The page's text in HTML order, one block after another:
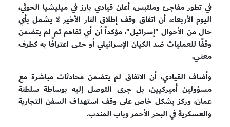
في تطور مفاجئ وملتبس، أعلن قيادي بارز في ميليشيا الحوثي،
اليوم الأربعاء، أن اتفاق وقف إطلاق النار الأخير لا يشمل بأي
حال من الأحوال "إسرائيل"، مؤكداً أن أي تفاهم تم لم يتضمن
وقفًا للعمليات ضد الكيان الإسرائيلي أو حتى اعترافًا به كطرف
معني.
وأضاف القيادي، أن الاتفاق لم يتضمن محادثات مباشرة مع
مسؤولين أميركيين، بل جرى التوصل إليه بوساطة سلطنة
عمان، وركز بشكل خاص على وقف استهداف السفن التجارية
والعسكرية في البحر الأحمر وباب المندب.